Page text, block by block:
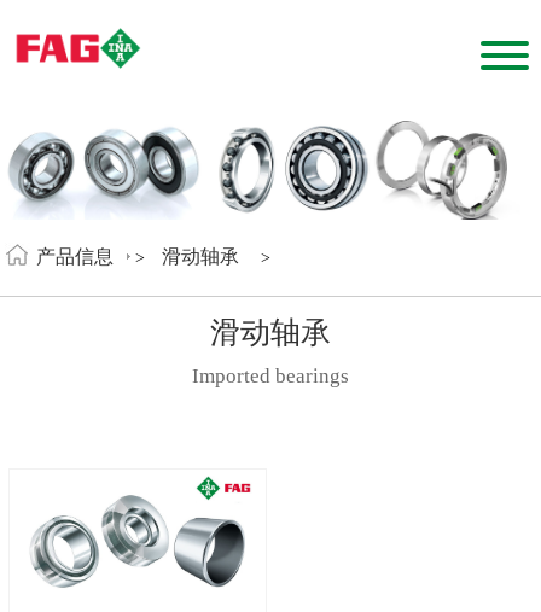
产品信息 > 滑动轴承 >
滑动轴承
Imported bearings